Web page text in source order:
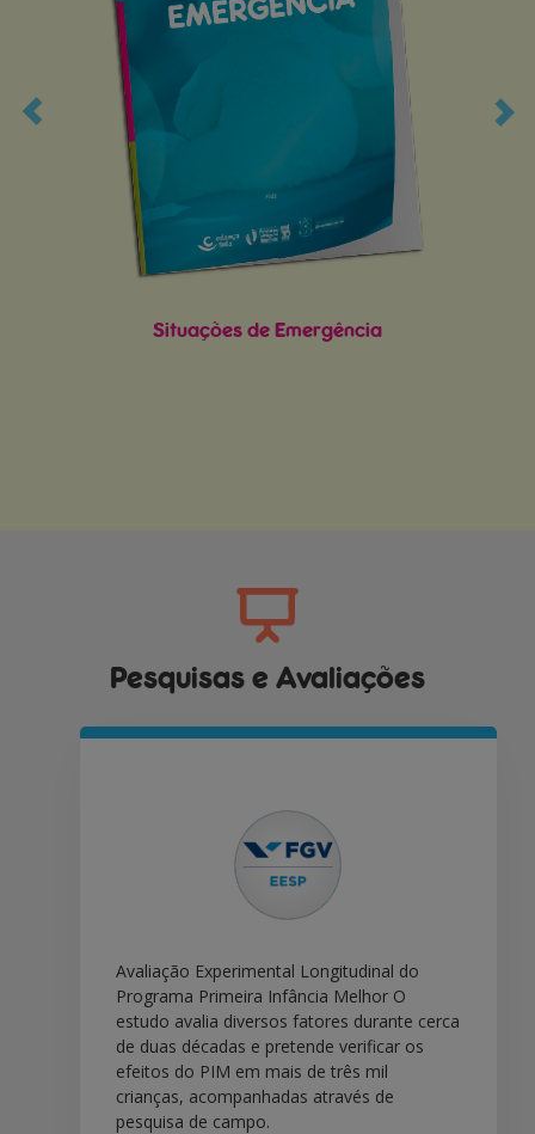
Situações de Emergência
Pesquisas e Avaliações
Avaliação Experimental Longitudinal do
Programa Primeira Infância Melhor O
estudo avalia diversos fatores durante cerca
de duas décadas e pretende verificar os
efeitos do PIM em mais de três mil
crianças, acompanhadas através de
pesquisa de campo.